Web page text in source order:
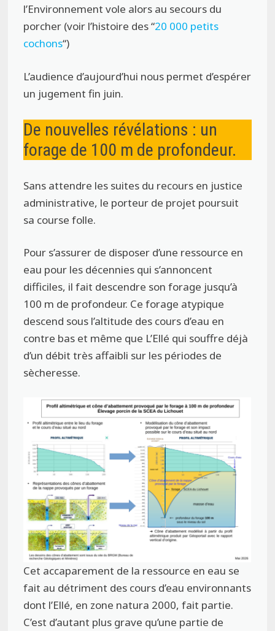
l’Environnement vole alors au secours du
porcher (voir l’histoire des “20 000 petits
cochons“)
L’audience d’aujourd’hui nous permet d’espérer
un jugement fin juin.
De nouvelles révélations : un
forage de 100 m de profondeur.
Sans attendre les suites du recours en justice
administrative, le porteur de projet poursuit
sa course folle.
Pour s’assurer de disposer d’une ressource en
eau pour les décennies qui s’annoncent
difficiles, il fait descendre son forage jusqu’à
100 m de profondeur. Ce forage atypique
descend sous l’altitude des cours d’eau en
contre bas et même que L’Ellé qui souffre déjà
d’un débit très affaibli sur les périodes de
sècheresse.
Cet accaparement de la ressource en eau se
fait au détriment des cours d’eau environnants
dont l’Ellé, en zone natura 2000, fait partie.
C’est d’autant plus grave qu’une partie de